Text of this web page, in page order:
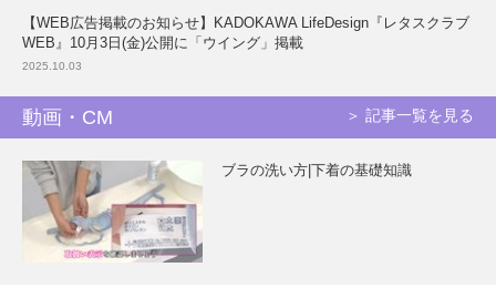
【WEB広告掲載のお知らせ】KADOKAWA LifeDesign『レタスクラブ
WEB』10月3日(金)公開に「ウイング」掲載
2025.10.03
動画・CM ＞ 記事一覧を見る
ブラの洗い方|下着の基礎知識